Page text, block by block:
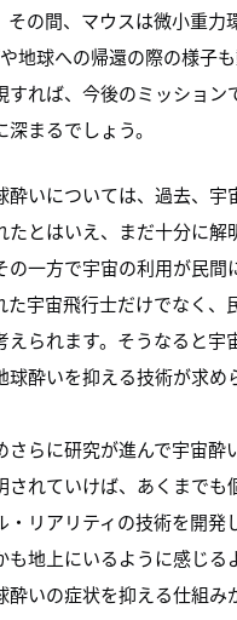
その間、マウスは微小重力
地球への帰還の際の様子
すれば、今後のミッション
まるでしょう。
酔いについては、過去、宇
たとはいえ、まだ十分に解
の一方で宇宙の利用が民間
た宇宙飛行士だけでなく、
えられます。そうなると宇
球酔いを抑える技術が求め
さらに研究が進んで宇宙酔
されていけば、あくまでも
・リアリティの技術を開発
も地上にいるように感じる
酔いの症状を抑える仕組み